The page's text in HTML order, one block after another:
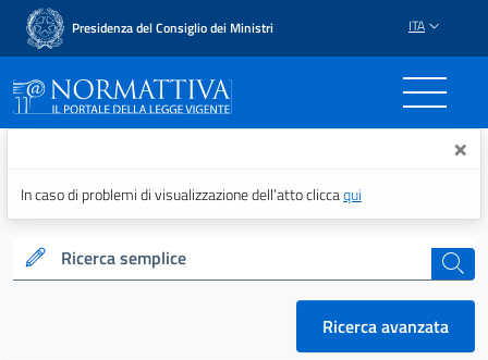
Presidenza del Consiglio dei Ministri ITA
Normattiva - Il portale ×
In caso di problemi di visualizzazione dell’atto cliccaqui
Ricerca semplice cerca
Ricerca avanzata